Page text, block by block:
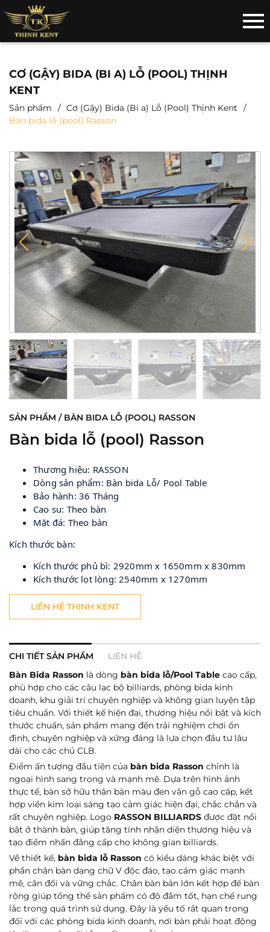
CƠ (GẬY) BIDA (BI A) LỖ (POOL) THỊNH
KENT
Sản phẩm
Cơ (Gậy) Bida (Bi a) Lỗ (Pool) Thịnh Kent
Bàn bida lỗ (pool) Rasson
SẢN PHẨM / BÀN BIDA LỖ (POOL) RASSON
Bàn bida lỗ (pool) Rasson
Thương hiệu: RASSON
Dòng sản phẩm: Bàn bida Lỗ/ Pool Table
Bảo hành: 36 Tháng
Cao su: Theo bàn
Mặt đá: Theo bàn
Kích thước bàn:
Kích thước phủ bì: 2920mm x 1650mm x 830mm
Kích thước lọt lòng: 2540mm x 1270mm
LIÊN HỆ THỊNH KENT
CHI TIẾT SẢN PHẨM
LIÊN HỆ
Bàn Bida Rasson là dòng bàn bida lỗ/Pool Table cao cấp,
phù hợp cho các câu lạc bộ billiards, phòng bida kinh
doanh, khu giải trí chuyên nghiệp và không gian luyện tập
tiêu chuẩn. Với thiết kế hiện đại, thương hiệu nổi bật và kích
thước chuẩn, sản phẩm mang đến trải nghiệm chơi ổn
định, chuyên nghiệp và xứng đáng là lựa chọn đầu tư lâu
dài cho các chủ CLB.
Điểm ấn tượng đầu tiên của bàn bida Rasson chính là
ngoại hình sang trọng và mạnh mẽ. Dựa trên hình ảnh
thực tế, bàn sở hữu thân bàn màu đen vân gỗ cao cấp, kết
hợp viền kim loại sáng tạo cảm giác hiện đại, chắc chắn và
rất chuyên nghiệp. Logo RASSON BILLIARDS được đặt nổi
bật ở thành bàn, giúp tăng tính nhận diện thương hiệu và
tạo điểm nhấn đẳng cấp cho không gian billiards.
Về thiết kế, bàn bida lỗ Rasson có kiểu dáng khác biệt với
phần chân bàn dạng chữ V độc đáo, tạo cảm giác mạnh
mẽ, cân đối và vững chắc. Chân bàn bản lớn kết hợp đế bàn
rộng giúp tổng thể sản phẩm có độ đầm tốt, hạn chế rung
lắc trong quá trình sử dụng. Đây là yếu tố rất quan trọng
đối với các phòng bida kinh doanh, nơi bàn phải hoạt động
Gửi ngay